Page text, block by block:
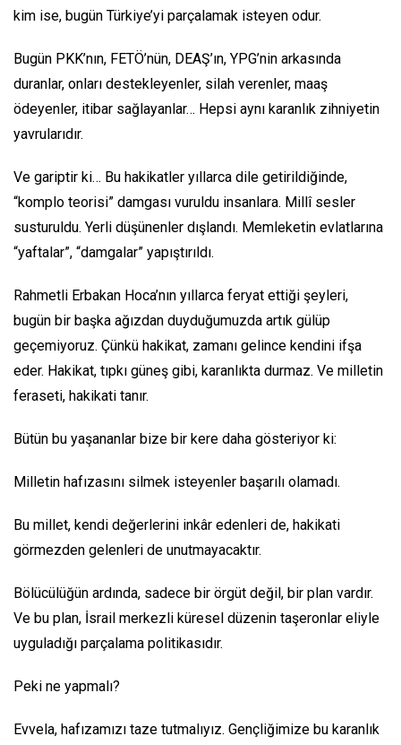
kim ise, bugün Türkiye’yi parçalamak isteyen odur.
Bugün PKK’nın, FETÖ’nün, DEAŞ’ın, YPG’nin arkasında
duranlar, onları destekleyenler, silah verenler, maaş
ödeyenler, itibar sağlayanlar… Hepsi aynı karanlık zihniyetin
yavrularıdır.
Ve gariptir ki… Bu hakikatler yıllarca dile getirildiğinde,
“komplo teorisi” damgası vuruldu insanlara. Millî sesler
susturuldu. Yerli düşünenler dışlandı. Memleketin evlatlarına
“yaftalar”, “damgalar” yapıştırıldı.
Rahmetli Erbakan Hoca’nın yıllarca feryat ettiği şeyleri,
bugün bir başka ağızdan duyduğumuzda artık gülüp
geçemiyoruz. Çünkü hakikat, zamanı gelince kendini ifşa
eder. Hakikat, tıpkı güneş gibi, karanlıkta durmaz. Ve milletin
feraseti, hakikati tanır.
Bütün bu yaşananlar bize bir kere daha gösteriyor ki:
Milletin hafızasını silmek isteyenler başarılı olamadı.
Bu millet, kendi değerlerini inkâr edenleri de, hakikati
görmezden gelenleri de unutmayacaktır.
Bölücülüğün ardında, sadece bir örgüt değil, bir plan vardır.
Ve bu plan, İsrail merkezli küresel düzenin taşeronlar eliyle
uyguladığı parçalama politikasıdır.
Peki ne yapmalı?
Evvela, hafızamızı taze tutmalıyız. Gençliğimize bu karanlık